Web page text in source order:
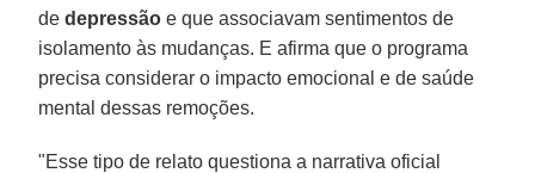
dedepressão e que associavam sentimentos de
isolamento às mudanças. E afirma que o programa
precisa considerar o impacto emocional e de saúde
mental dessas remoções.
"Esse tipo de relato questiona a narrativa oficial